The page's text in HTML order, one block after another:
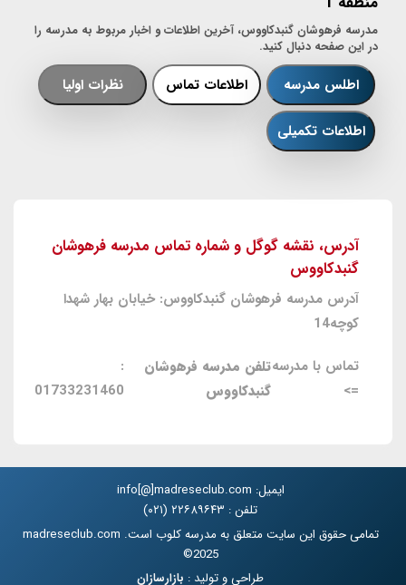
مدرسه فرهوشان گنبدکاووس، آخرین اطلاعات و اخبار مربوط به مدرسه را
در این صفحه دنبال کنید.
اطلس مدرسه اطلاعات تماس نظرات اولیا
اطلاعات تکمیلی
آدرس، نقشه گوگل و شماره تماس مدرسه فرهوشان
گنبدکاووس
آدرس مدرسه فرهوشان گنبدکاووس: خیابان بهار شهدا
کوچه14
تماس با مدرسه
=>
تلفن مدرسه فرهوشان
گنبدکاووس
:
01733231460
ایمیل: info[@]madreseclub.com
تلفن : ۲۲۶۸۹۶۴۳ (۰۲۱)
تمامی حقوق این سایت متعلق به مدرسه کلوب است. madreseclub.com
2025©
طراحی و تولید : بازارسازان